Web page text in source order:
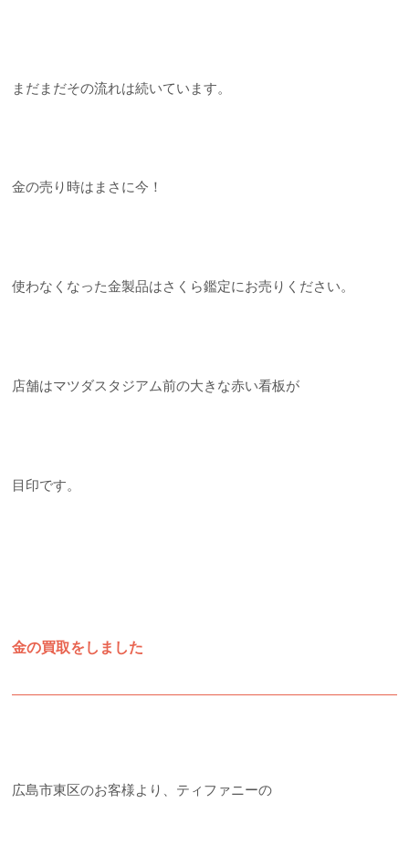
まだまだその流れは続いています。
金の売り時はまさに今！
使わなくなった金製品はさくら鑑定にお売りください。
店舗はマツダスタジアム前の大きな赤い看板が
目印です。
金の買取をしました
広島市東区のお客様より、ティファニーの